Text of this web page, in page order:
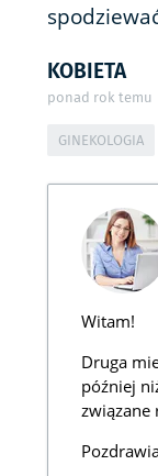
KOBIETA
ponad rok temu
GINEKOLOGIA
Witam!
Druga
później
związane